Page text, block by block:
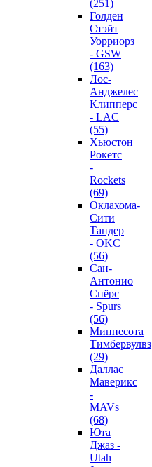
(251)
Голден
Стэйт
Уорриорз
- GSW
(163)
Лос-
Анджелес
Клипперс
- LAC
(55)
Хьюстон
Рокетс
-
Rockets
(69)
Оклахома-
Сити
Тандер
- OKC
(56)
Сан-
Антонио
Спёрс
- Spurs
(56)
Миннесота
Тимбервулвз
(29)
Даллас
Маверикс
-
MAVs
(68)
Юта
Джаз -
Utah